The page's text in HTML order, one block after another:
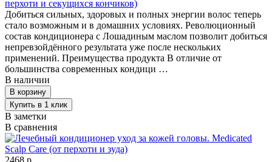
перхоти и секущихся кончиков)
Добиться сильных, здоровых и полных энергии волос теперь
стало возможным и в домашних условиях. Революционный
состав кондиционера с Лошадиным маслом позволит добиться
непревзойдённого результата уже после нескольких
применений. Преимущества продукта В отличие от
большинства современных кондици …
В наличии
В заметки
В сравнения